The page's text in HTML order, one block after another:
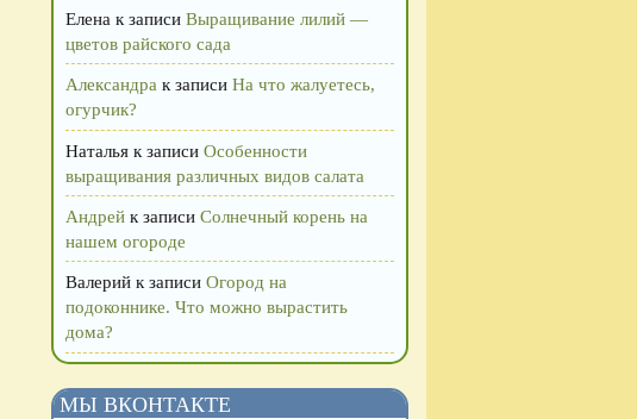
Елена к записи Выращивание лилий —
цветов райского сада
Александра к записи На что жалуетесь,
огурчик?
Наталья к записи Особенности
выращивания различных видов салата
Андрей к записи Солнечный корень на
нашем огороде
Валерий к записи Огород на
подоконнике. Что можно вырастить
дома?
МЫ ВКОНТАКТЕ